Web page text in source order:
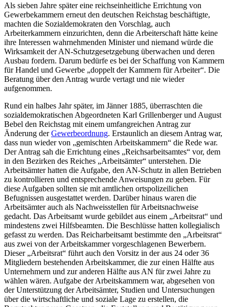
Als sieben Jahre später eine reichseinheitliche Errichtung von
Gewerbekammern erneut den deutschen Reichstag beschäftigte,
machten die Sozialdemokraten den Vorschlag, auch
Arbeiterkammern einzurichten, denn die Arbeiterschaft hätte keine
ihre Interessen wahrnehmenden Minister und niemand würde die
Wirksamkeit der AN-Schutzgesetzgebung überwachen und deren
Ausbau fordern. Darum bedürfe es bei der Schaffung von Kammern
für Handel und Gewerbe „doppelt der Kammern für Arbeiter“. Die
Beratung über den Antrag wurde vertagt und nie wieder
aufgenommen.
Rund ein halbes Jahr später, im Jänner 1885, überraschten die
sozialdemokratischen Abgeordneten Karl Grillenbergerund August
Bebel den Reichstag mit einem umfangreichen Antrag zur
Änderung derGewerbeordnung. Erstaunlich an diesem Antrag war,
dass nun wieder von „gemischten Arbeitskammern“ die Rede war.
Der Antrag sah die Errichtung eines „Reichsarbeitsamtes“ vor, dem
in den Bezirken des Reiches „Arbeitsämter“ unterstehen. Die
Arbeitsämter hatten die Aufgabe, den AN-Schutz in allen Betrieben
zu kontrollieren und entsprechende Anweisungen zu geben. Für
diese Aufgaben sollten sie mit amtlichen ortspolizeilichen
Befugnissen ausgestattet werden. Darüber hinaus waren die
Arbeitsämter auch als Nachweisstellen für Arbeitsnachweise
gedacht. Das Arbeitsamt wurde gebildet aus einem „Arbeitsrat“ und
mindestens zwei Hilfsbeamten. Die Beschlüsse hatten kollegialisch
gefasst zu werden. Das Reicharbeitsamt bestimmte den „Arbeitsrat“
aus zwei von der Arbeitskammer vorgeschlagenen Bewerbern.
Dieser „Arbeitsrat“ führt auch den Vorsitz in der aus 24 oder 36
Mitgliedern bestehenden Arbeitskammer, die zur einen Hälfte aus
Unternehmern und zur anderen Hälfte aus AN für zwei Jahre zu
wählen wären. Aufgabe der Arbeitskammern war, abgesehen von
der Unterstützung der Arbeitsämter, Studien und Untersuchungen
über die wirtschaftliche und soziale Lage zu erstellen, die